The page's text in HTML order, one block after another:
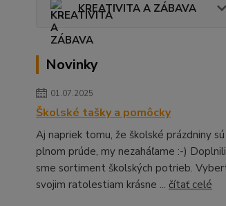
KREATIVITA A ZÁBAVA
Novinky
01.07.2025
Školské tašky a pomôcky
Aj napriek tomu, že školské prázdniny
plnom prúde, my nezaháľame :-) Doplnili
sme sortiment školských potrieb.
svojim ratolestiam krásne ... čítať celé